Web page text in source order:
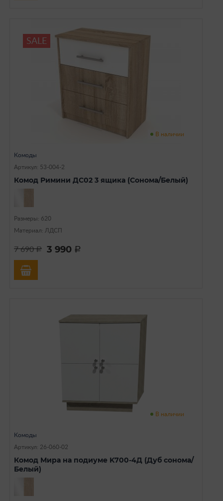
SALE
В наличии
Комоды
Артикул: 53-004-2
Комод Римини ДС02 3 ящика (Сонома/Белый)
Размеры: 620
Материал: ЛДСП
7 690a 3 990 a
В наличии
Комоды
Артикул: 26-060-02
Комод Мира на подиуме K700-4Д (Дуб сонома/
Белый)